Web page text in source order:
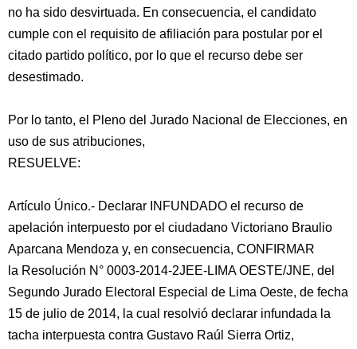
no ha sido desvirtuada. En consecuencia, el candidato
cumple con el requisito de afiliación para postular por el
citado partido político, por lo que el recurso debe ser
desestimado.
Por lo tanto, el Pleno del Jurado Nacional de Elecciones, en
uso de sus atribuciones,
RESUELVE:
Artículo Único.- Declarar INFUNDADO el recurso de
apelación interpuesto por el ciudadano Victoriano Braulio
Aparcana Mendoza y, en consecuencia, CONFIRMAR
la Resolución N° 0003-2014-2JEE-LIMA OESTE/JNE, del
Segundo Jurado Electoral Especial de Lima Oeste, de fecha
15 de julio de 2014, la cual resolvió declarar infundada la
tacha interpuesta contra Gustavo Raúl Sierra Ortiz,